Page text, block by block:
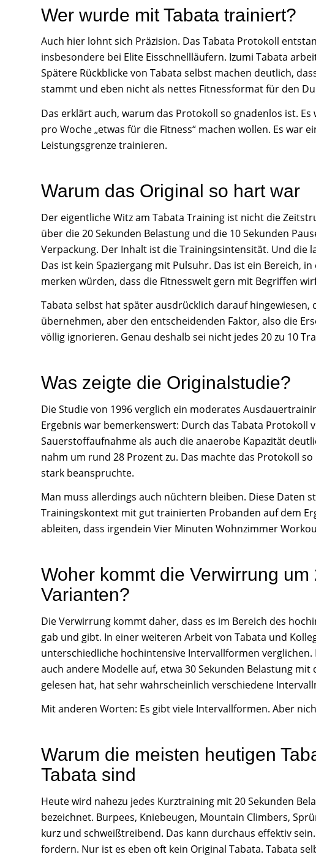
Wer wurde mit Tabata trainiert?
Auch hier lohnt sich Präzision. Das Tabata Protokoll
insbesondere bei Elite Eisschnellläufern. Izumi Tabata
Spätere Rückblicke von Tabata selbst machen deutlich,
stammt und eben nicht als nettes Fitnessformat für den
Das erklärt auch, warum das Protokoll so gnadenlos ist.
pro Woche „etwas für die Fitness“ machen wollen. Es war
Leistungsgrenze trainieren.
Warum das Original so hart war
Der eigentliche Witz am Tabata Training ist nicht die
über die 20 Sekunden Belastung und die 10 Sekunden
Verpackung. Der Inhalt ist die Trainingsintensität. Und die
Das ist kein Spaziergang mit Pulsuhr. Das ist ein Bereich,
merken würden, dass die Fitnesswelt gern mit Begriffen
Tabata selbst hat später ausdrücklich darauf hingewiesen,
übernehmen, aber den entscheidenden Faktor, also die
völlig ignorieren. Genau deshalb sei nicht jedes 20 zu 10
Was zeigte die Originalstudie?
Die Studie von 1996 verglich ein moderates
Ergebnis war bemerkenswert: Durch das Tabata Protokoll
Sauerstoffaufnahme als auch die anaerobe Kapazität
nahm um rund 28 Prozent zu. Das machte das Protokoll
stark beanspruchte.
Man muss allerdings auch nüchtern bleiben. Diese Daten
Trainingskontext mit gut trainierten Probanden auf dem
ableiten, dass irgendein Vier Minuten Wohnzimmer
Woher kommt die Verwirrung
Varianten?
Die Verwirrung kommt daher, dass es im Bereich des
gab und gibt. In einer weiteren Arbeit von Tabata und
unterschiedliche hochintensive Intervallformen
auch andere Modelle auf, etwa 30 Sekunden Belastung
gelesen hat, hat sehr wahrscheinlich verschiedene
Mit anderen Worten: Es gibt viele Intervallformen. Aber
Warum die meisten heutigen
Tabata sind
Heute wird nahezu jedes Kurztraining mit 20 Sekunden
bezeichnet. Burpees, Kniebeugen, Mountain Climbers,
kurz und schweißtreibend. Das kann durchaus effektiv
fordern. Nur ist es eben oft kein Original Tabata. Tabata